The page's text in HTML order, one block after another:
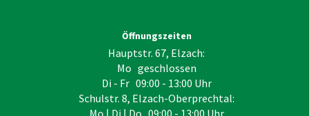
Öffnungszeiten
Hauptstr. 67, Elzach:
Mo geschlossen
Di - Fr 09:00 - 13:00 Uhr
Schulstr. 8, Elzach-Oberprechtal: